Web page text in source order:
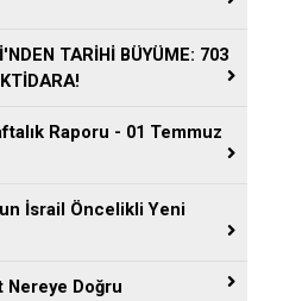
TARİHİ BÜYÜME: 703
Raporu - 01 Temmuz
İsrail Öncelikli Yeni
Nereye Doğru